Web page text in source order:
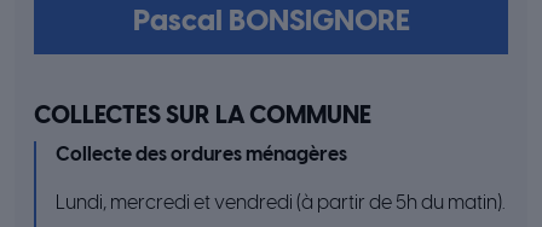
Pascal BONSIGNORE
COLLECTES SUR LA COMMUNE
Collecte des ordures ménagères
Lundi, mercredi et vendredi (à partir de 5h du matin).